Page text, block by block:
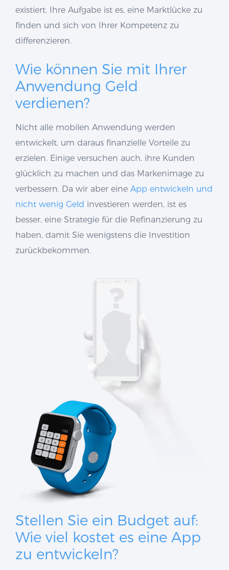
existiert. Ihre Aufgabe ist es, eine Marktlücke zu
finden und sich von Ihrer Kompetenz zu
differenzieren.
Wie können Sie mit Ihrer
Anwendung Geld
verdienen?
Nicht alle mobilen Anwendung werden
entwickelt, um daraus finanzielle Vorteile zu
erzielen. Einige versuchen auch, ihre Kunden
glücklich zu machen und das Markenimage zu
verbessern. Da wir aber eine App entwickeln und
nicht wenig Geld investieren werden, ist es
besser, eine Strategie für die Refinanzierung zu
haben, damit Sie wenigstens die Investition
zurückbekommen.
Stellen Sie ein Budget auf:
Wie viel kostet es eine App
zu entwickeln?